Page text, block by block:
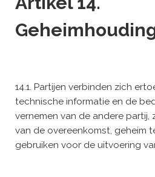
14.1. Partijen verbinden zich
technische informatie en de
vernemen van de andere partij,
van de overeenkomst, geheim
gebruiken voor de uitvoering